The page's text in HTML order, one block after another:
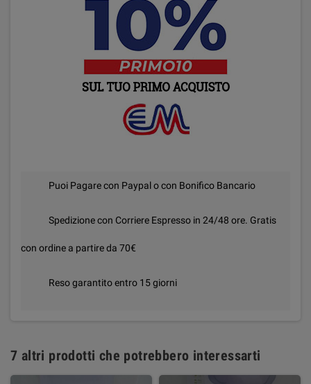
Puoi Pagare con Paypal o con Bonifico Bancario
Spedizione con Corriere Espresso in 24/48 ore. Gratis
con ordine a partire da 70€
Reso garantito entro 15 giorni
7 altri prodotti che potrebbero interessarti